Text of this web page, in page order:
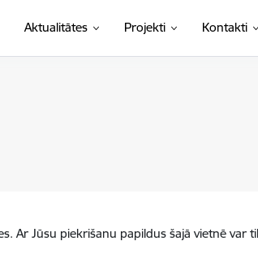
Aktualitātes Projekti Kontakti
Ar Jūsu piekrišanu papildus šajā vietnē var